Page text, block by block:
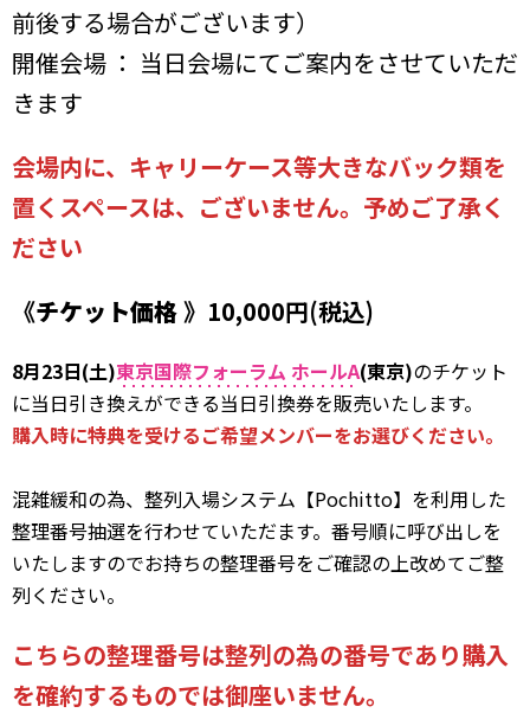
前後する場合がございます）
開催会場 ： 当日会場にてご案内をさせていただ
きます
会場内に、キャリーケース等大きなバック類を
置くスペースは、ございません。予めご了承く
ださい
《チケット価格》10,000円(税込)
8月23日(土)東京国際フォーラム ホールA(東京)のチケット
に当日引き換えができる当日引換券を販売いたします。
購入時に特典を受けるご希望メンバーをお選びください。
混雑緩和の為、整列入場システム【Pochitto】を利用した
整理番号抽選を行わせていただます。番号順に呼び出しを
いたしますのでお持ちの整理番号をご確認の上改めてご整
列ください。
こちらの整理番号は整列の為の番号であり購入
を確約するものでは御座いません。